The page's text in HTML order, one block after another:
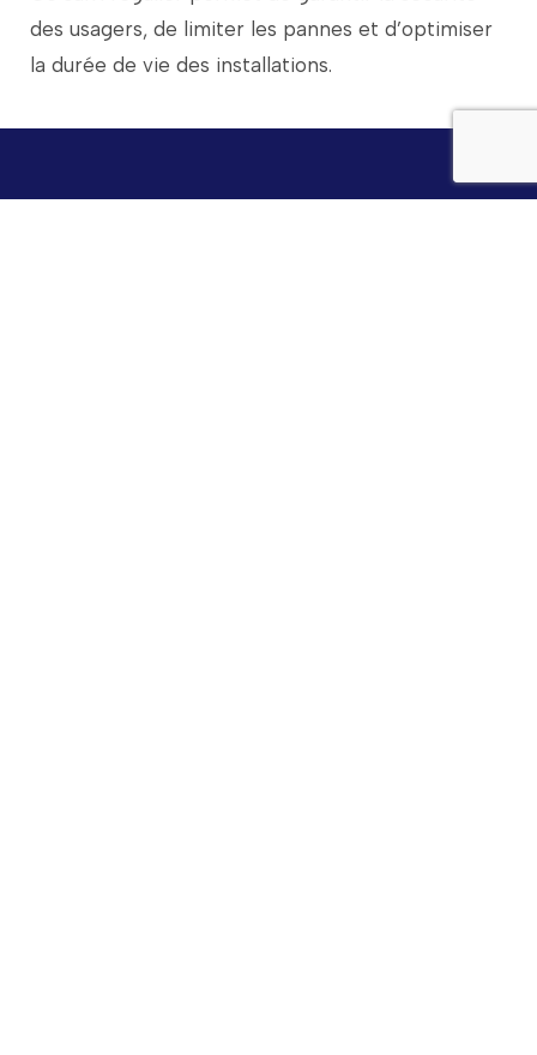
des usagers, de limiter les pannes et d’optimiser
la durée de vie des installations.